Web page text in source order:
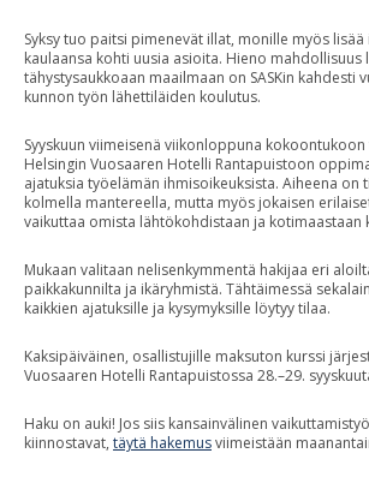
Syksy tuo paitsi pimenevät illat, monille myös
kaulaansa kohti uusia asioita. Hieno mahdollisuus
tähystysaukkoaan maailmaan on SASKin kahdesti
kunnon työn lähettiläiden koulutus.
Syyskuun viimeisenä viikonloppuna
Helsingin Vuosaaren Hotelli Rantapuistoon
ajatuksia työelämän ihmisoikeuksista. Aiheena on
kolmella mantereella, mutta myös jokaisen
vaikuttaa omista lähtökohdistaan ja kotimaastaan
Mukaan valitaan nelisenkymmentä hakijaa eri
paikkakunnilta ja ikäryhmistä. Tähtäimessä
kaikkien ajatuksille ja kysymyksille löytyy tilaa.
Kaksipäiväinen, osallistujille maksuton kurssi
Vuosaaren Hotelli Rantapuistossa 28.–29.
Haku on auki! Jos siis kansainvälinen
kiinnostavat, täytä hakemusviimeistään